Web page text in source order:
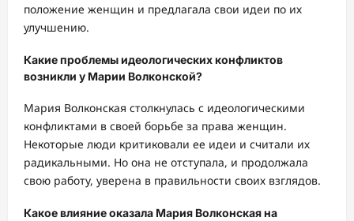
положение женщин и предлагала свои идеи по их
улучшению.
Какие проблемы идеологических конфликтов
возникли у Марии Волконской?
Мария Волконская столкнулась с идеологическими
конфликтами в своей борьбе за права женщин.
Некоторые люди критиковали ее идеи и считали их
радикальными. Но она не отступала, и продолжала
свою работу, уверена в правильности своих взглядов.
Какое влияние оказала Мария Волконская на